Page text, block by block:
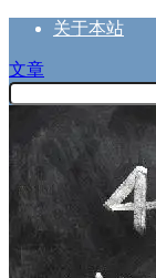
关于本站
文章